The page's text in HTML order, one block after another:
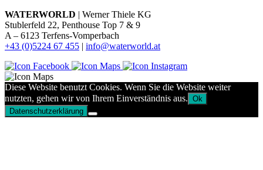
WATERWORLD | Werner Thiele KG
Stublerfeld 22, Penthouse Top 7 & 9
A – 6123 Terfens-Vomperbach
+43 (0)5224 67 455 | info@waterworld.at
Diese Website benutzt Cookies. Wenn Sie die Website weiter
nutzten, gehen wir von Ihrem Einverständnis aus. Ok
Datenschutzerklärung